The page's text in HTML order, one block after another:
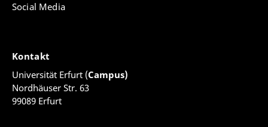
Social Media
Kontakt
Universität Erfurt (Campus)
Nordhäuser Str. 63
99089 Erfurt